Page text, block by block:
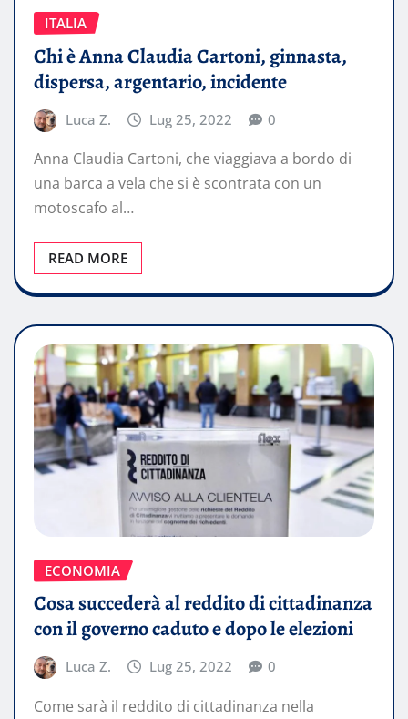
ITALIA
Chi è Anna Claudia Cartoni, ginnasta,
dispersa, argentario, incidente
Luca Z. Lug 25, 2022 0
Anna Claudia Cartoni, che viaggiava a bordo di
una barca a vela che si è scontrata con un
motoscafo al…
READ MORE
ECONOMIA
Cosa succederà al reddito di cittadinanza
con il governo caduto e dopo le elezioni
Luca Z. Lug 25, 2022 0
Come sarà il reddito di cittadinanza nella